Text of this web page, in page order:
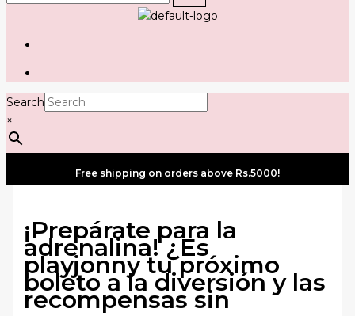
Search
×
Free shipping on orders above Rs.5000!
¡Prepárate para la
adrenalina! ¿Es
playjonny tu próximo
boleto a la diversión y las
recompensas sin